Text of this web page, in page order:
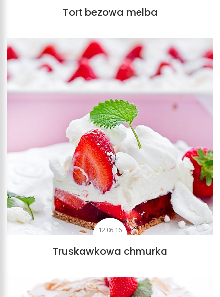
Tort bezowa melba
12.06.16
Truskawkowa chmurka